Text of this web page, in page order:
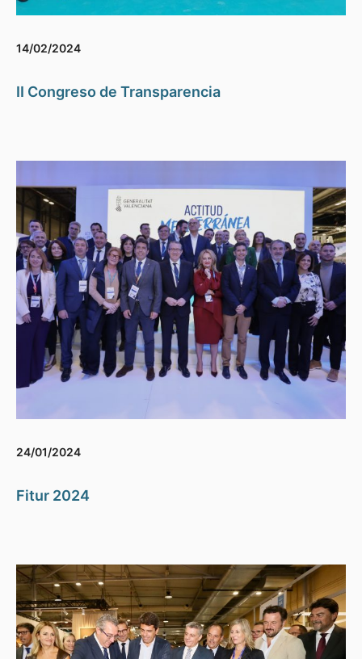
14/02/2024
II Congreso de Transparencia
24/01/2024
Fitur 2024